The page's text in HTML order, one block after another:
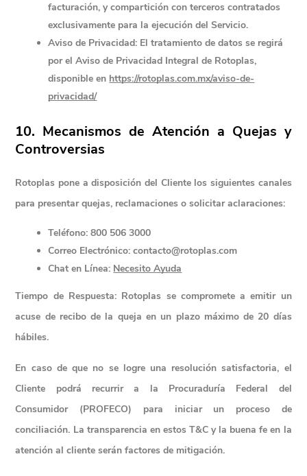
facturación, y compartición con terceros contratados
exclusivamente para la ejecución del Servicio.
Aviso de Privacidad: El tratamiento de datos se regirá
por el Aviso de Privacidad Integral de Rotoplas,
disponible en https://rotoplas.com.mx/aviso-de-
privacidad/
10. Mecanismos de Atención a Quejas y
Controversias
Rotoplas pone a disposición del Cliente los siguientes canales
para presentar quejas, reclamaciones o solicitar aclaraciones:
Teléfono: 800 506 3000
Correo Electrónico: contacto@rotoplas.com
Chat en Línea: Necesito Ayuda
Tiempo de Respuesta: Rotoplas se compromete a emitir un
acuse de recibo de la queja en un plazo máximo de 20 días
hábiles.
En caso de que no se logre una resolución satisfactoria, el
Cliente podrá recurrir a la Procuraduría Federal del
Consumidor (PROFECO) para iniciar un proceso de
conciliación. La transparencia en estos T&C y la buena fe en la
atención al cliente serán factores de mitigación.